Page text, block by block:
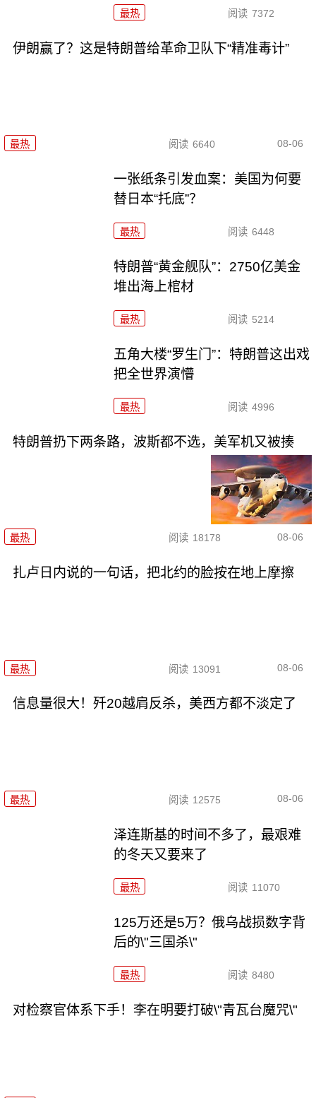
最热 阅读 7372
伊朗赢了？这是特朗普给革命卫队下“精准毒计”
最热 阅读 6640 08-06
一张纸条引发血案：美国为何要
替日本“托底”？
最热 阅读 6448
特朗普“黄金舰队”：2750亿美金
堆出海上棺材
最热 阅读 5214
五角大楼“罗生门”：特朗普这出戏
把全世界演懵
最热 阅读 4996
特朗普扔下两条路，波斯都不选，美军机又被揍
最热 阅读 18178 08-06
扎卢日内说的一句话，把北约的脸按在地上摩擦
最热 阅读 13091 08-06
信息量很大！歼20越肩反杀，美西方都不淡定了
最热 阅读 12575 08-06
泽连斯基的时间不多了，最艰难
的冬天又要来了
最热 阅读 11070
125万还是5万？俄乌战损数字背
后的\"三国杀\"
最热 阅读 8480
对检察官体系下手！李在明要打破\"青瓦台魔咒\"